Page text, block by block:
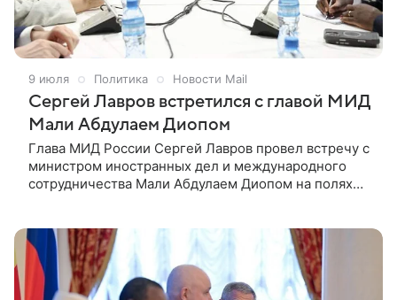
9 июля Политика Новости Mail
Сергей Лавров встретился с главой МИД
Мали Абдулаем Диопом
Глава МИД России Сергей Лавров провел встречу с
министром иностранных дел и международного
сотрудничества Мали Абдулаем Диопом на полях
себя Буркина-Фасо, Мали и Нигер). Об этом 8 июля
сообщили в пресс-службе МИД РФ.